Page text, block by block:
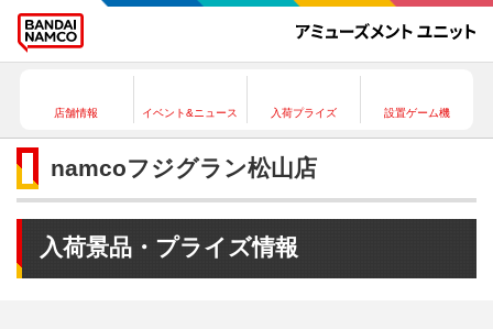
店舗情報 イベント&ニュース 入荷プライズ 設置ゲーム機
namcoフジグラン松山店
入荷景品・プライズ情報